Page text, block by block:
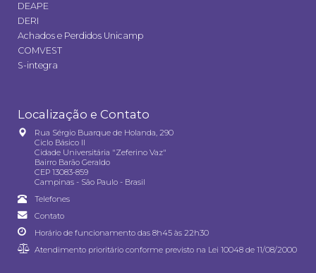
DEAPE
DERI
Achados e Perdidos Unicamp
COMVEST
S-integra
Localização e Contato
Rua Sérgio Buarque de Holanda, 290
Ciclo Básico II
Cidade Universitária "Zeferino Vaz"
Bairro Barão Geraldo
CEP 13083-859
Campinas - São Paulo - Brasil
Telefones
Contato
Horário de funcionamento das 8h45 às 22h30
Atendimento prioritário conforme previsto na Lei 10048 de 11/08/2000